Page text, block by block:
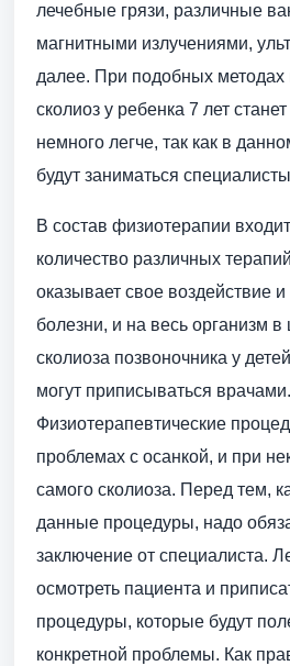
лечебные грязи, различные
магнитными излучениями,
далее. При подобных методах
сколиоз у ребенка 7 лет
немного легче, так как в
будут заниматься
В состав физиотерапии
количество различных
оказывает свое воздействие и
болезни, и на весь организм
сколиоза позвоночника у
могут приписываться врачами.
Физиотерапевтические
проблемах с осанкой, и при
самого сколиоза. Перед тем,
данные процедуры, надо
заключение от специалиста.
осмотреть пациента и
процедуры, которые будут
конкретной проблемы. Как